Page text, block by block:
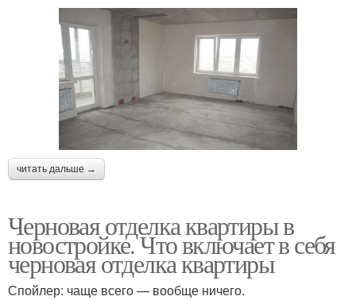
читать дальше →
Черновая отделка квартиры в
новостройке. Что включает в себя
черновая отделка квартиры
Спойлер: чаще всего — вообще ничего.